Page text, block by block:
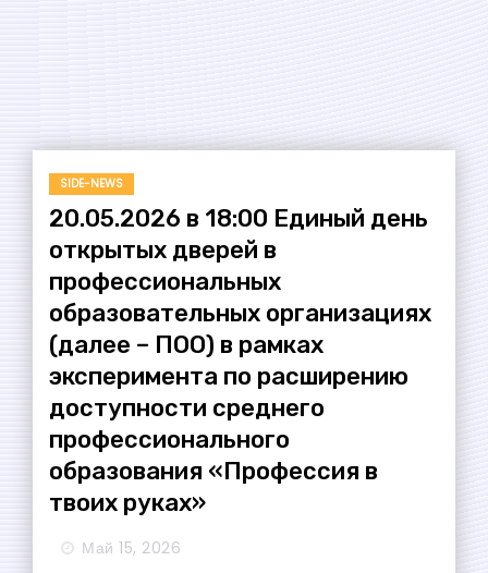
SIDE-NEWS
20.05.2026 в 18:00 Единый день
открытых дверей в
профессиональных
образовательных организациях
(далее – ПОО) в рамках
эксперимента по расширению
доступности среднего
профессионального
образования «Профессия в
твоих руках»
Май 15, 2026